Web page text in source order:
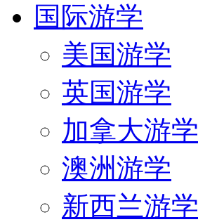
国际游学
美国游学
英国游学
加拿大游学
澳洲游学
新西兰游学